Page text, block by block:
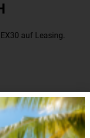
auf Leasing.